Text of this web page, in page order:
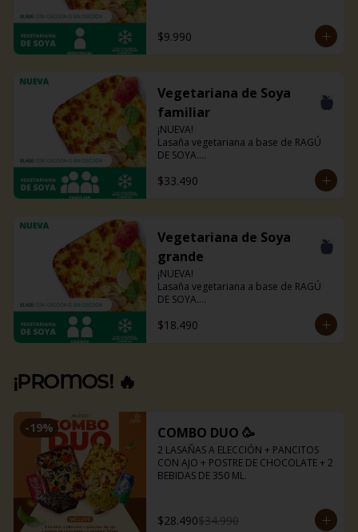
Disponible en todas sus versiones.
NOTA: Puede contener trazas de
$9.990
Vegetariana de Soya
familiar
¡NUEVA!
Lasaña vegetariana a base de RAGÚ
DE SOYA.
La misma lasaña, el mismo sabor pero
ahora con guiso diferente.
$33.490
Vegetariana de Soya
grande
¡NUEVA!
Lasaña vegetariana a base de RAGÚ
DE SOYA.
La misma lasaña, el mismo sabor pero
ahora con guiso diferente.
$18.490
¡PROMOS! 🔥
-19% COMBO DUO 🥳
2 LASAÑAS A ELECCIÓN + PANCITOS
CON AJO + POSTRE DE CHOCOLATE + 2
BEBIDAS DE 350 ML.
$28.490$34.990